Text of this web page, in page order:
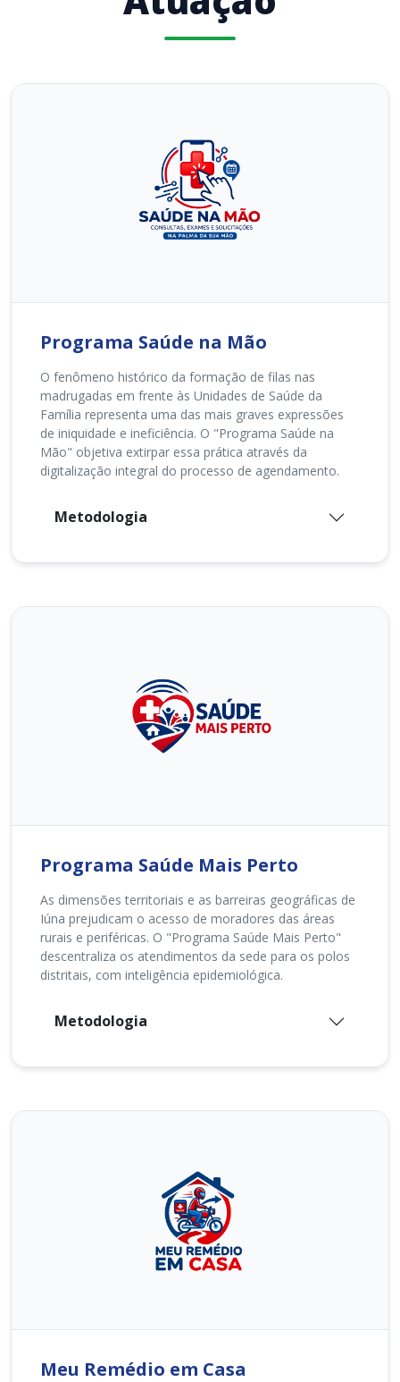
Programa Saúde na Mão
O fenômeno histórico da formação de filas nas
madrugadas em frente às Unidades de Saúde da
Família representa uma das mais graves expressões
de iniquidade e ineficiência. O "Programa Saúde na
Mão" objetiva extirpar essa prática através da
digitalização integral do processo de agendamento.
Metodologia
Programa Saúde Mais Perto
As dimensões territoriais e as barreiras geográficas de
Iúna prejudicam o acesso de moradores das áreas
rurais e periféricas. O "Programa Saúde Mais Perto"
descentraliza os atendimentos da sede para os polos
distritais, com inteligência epidemiológica.
Metodologia
Meu Remédio em Casa